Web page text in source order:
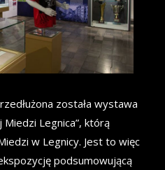
została wystawa
Miedzi Legnica”, którą
w Legnicy. Jest to więc
podsumowującą